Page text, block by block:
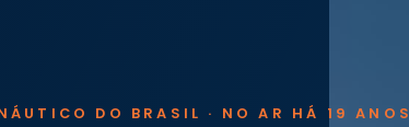
DO BRASIL · NO AR HÁ 19 ANOS